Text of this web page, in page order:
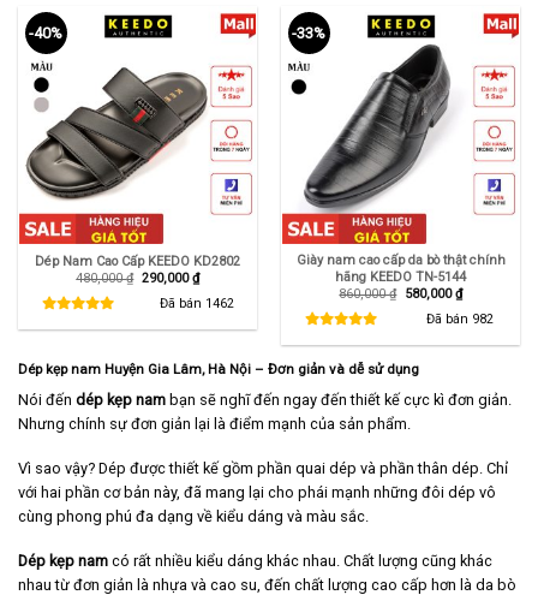
-40%
Dép Nam Cao Cấp KEEDO KD2802
480,000₫ Giá
290,000₫Giá
hiện
tại
Đã bán 1462
-33%
Giày nam cao cấp da bò thật chính
hãng KEEDO TN-5144
860,000₫ Giá
580,000₫Giá
hiện
tại
Đã bán 982
Dép kẹp nam Huyện Gia Lâm, Hà Nội – Đơn giản và dễ sử dụng
Nói đến dép kẹp nam bạn sẽ nghĩ đến ngay đến thiết kế cực kì đơn giản.
Nhưng chính sự đơn giản lại là điểm mạnh của sản phẩm.
Vì sao vậy? Dép được thiết kế gồm phần quai dép và phần thân dép. Chỉ
với hai phần cơ bản này, đã mang lại cho phái mạnh những đôi dép vô
cùng phong phú đa dạng về kiểu dáng và màu sắc.
Dép kẹp nam có rất nhiều kiểu dáng khác nhau. Chất lượng cũng khác
nhau từ đơn giản là nhựa và cao su, đến chất lượng cao cấp hơn là da bò